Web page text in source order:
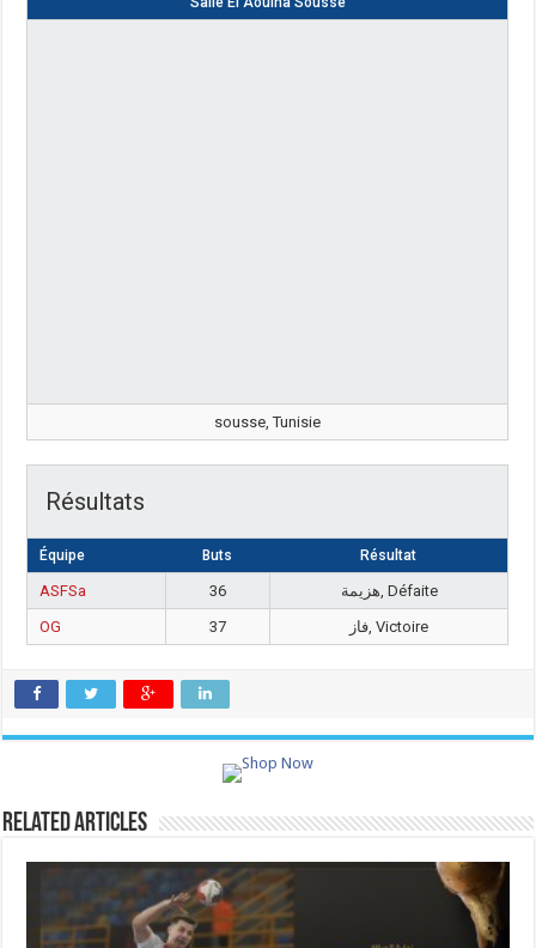
sousse, Tunisie
Résultats
Équipe Buts Résultat
ASFSa 36
هزيمة, Défaite
OG
37 فاز, Victoire
Related Articles